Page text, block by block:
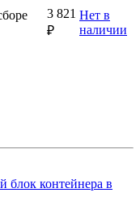
3 821
₽
Нет в
наличии
блок контейнера в